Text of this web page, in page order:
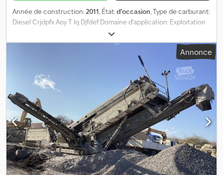
Année de construction:2011, État:d'occasion, Type de carburant:
Diesel Crjdpfx Aoy T Iq Djfdef Domaine d'application: Exploitation
minière Puissance: 78 kW (106 CH)
Annonce